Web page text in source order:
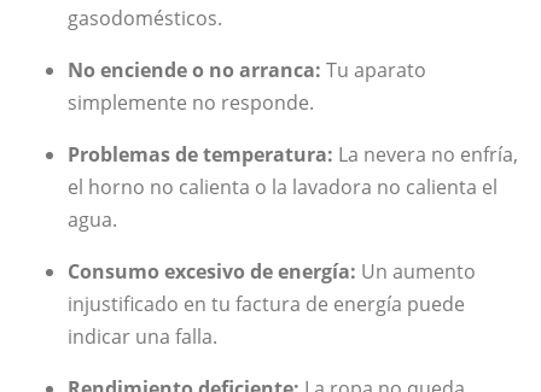
gasodomésticos.
No enciende o no arranca: Tu aparato
simplemente no responde.
Problemas de temperatura: La nevera no enfría,
el horno no calienta o la lavadora no calienta el
agua.
Consumo excesivo de energía: Un aumento
injustificado en tu factura de energía puede
indicar una falla.